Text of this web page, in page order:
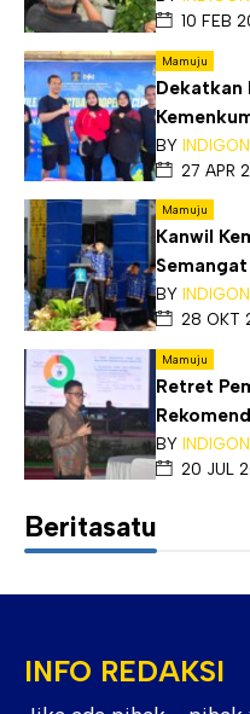
10 FEB
Mamuju
Dekatkan
BY
27 APR
Mamuju
Kanwil
BY
28 OKT
Mamuju
Retret
BY
20 JUL
Beritasatu
INFO REDAKSI